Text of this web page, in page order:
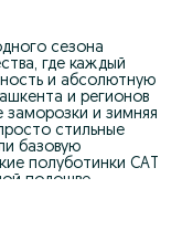
сезона
где каждый
и абсолютную
и регионов
заморозки и зимняя
стильные
базовую
полуботинки CAT
подошве,
The North Face.